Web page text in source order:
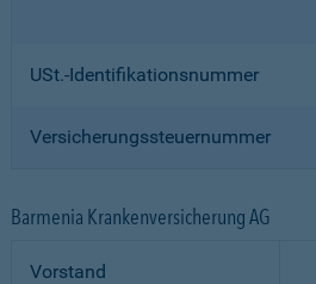
USt.-Identifikationsnummer
Versicherungssteuernummer
Barmenia Krankenversicherung AG
Vorstand